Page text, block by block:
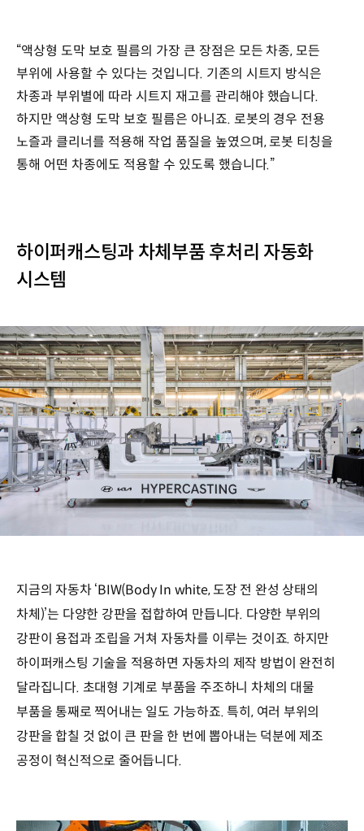
“액상형 도막 보호 필름의 가장 큰 장점은 모든 차종, 모든
부위에 사용할 수 있다는 것입니다. 기존의 시트지 방식은
차종과 부위별에 따라 시트지 재고를 관리해야 했습니다.
하지만 액상형 도막 보호 필름은 아니죠. 로봇의 경우 전용
노즐과 클리너를 적용해 작업 품질을 높였으며, 로봇 티칭을
통해 어떤 차종에도 적용할 수 있도록 했습니다.”
하이퍼캐스팅과 차체부품 후처리 자동화
시스템
지금의 자동차 ‘BIW(Body In white, 도장 전 완성 상태의
차체)’는 다양한 강판을 접합하여 만듭니다. 다양한 부위의
강판이 용접과 조립을 거쳐 자동차를 이루는 것이죠. 하지만
하이퍼캐스팅 기술을 적용하면 자동차의 제작 방법이 완전히
달라집니다. 초대형 기계로 부품을 주조하니 차체의 대물
부품을 통째로 찍어내는 일도 가능하죠. 특히, 여러 부위의
강판을 합칠 것 없이 큰 판을 한 번에 뽑아내는 덕분에 제조
공정이 혁신적으로 줄어듭니다.